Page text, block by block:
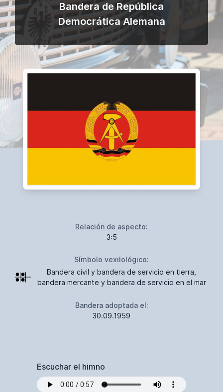
Bandera de República
Democrática Alemana
Relación de aspecto:
3:5
Símbolo vexilológico:
Bandera civil y bandera de servicio en tierra,
bandera mercante y bandera de servicio en el mar
Bandera adoptada el:
30.09.1959
Escuchar el himno